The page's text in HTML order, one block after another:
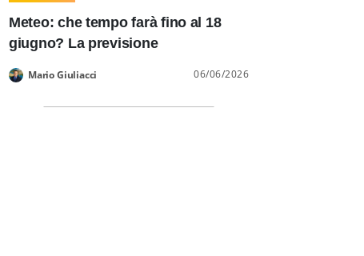
Meteo: che tempo farà fino al 18
giugno? La previsione
Mario Giuliacci 06/06/2026